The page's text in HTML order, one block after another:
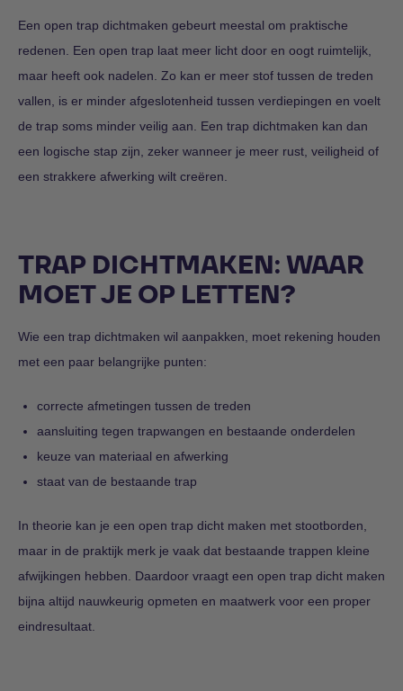
Een open trap dichtmaken gebeurt meestal om praktische
redenen. Een open trap laat meer licht door en oogt ruimtelijk,
maar heeft ook nadelen. Zo kan er meer stof tussen de treden
vallen, is er minder afgeslotenheid tussen verdiepingen en voelt
de trap soms minder veilig aan. Een trap dichtmaken kan dan
een logische stap zijn, zeker wanneer je meer rust, veiligheid of
een strakkere afwerking wilt creëren.
TRAP DICHTMAKEN: WAAR
MOET JE OP LETTEN?
Wie een trap dichtmaken wil aanpakken, moet rekening houden
met een paar belangrijke punten:
correcte afmetingen tussen de treden
aansluiting tegen trapwangen en bestaande onderdelen
keuze van materiaal en afwerking
staat van de bestaande trap
In theorie kan je een open trap dicht maken met stootborden,
maar in de praktijk merk je vaak dat bestaande trappen kleine
afwijkingen hebben. Daardoor vraagt een open trap dicht maken
bijna altijd nauwkeurig opmeten en maatwerk voor een proper
eindresultaat.